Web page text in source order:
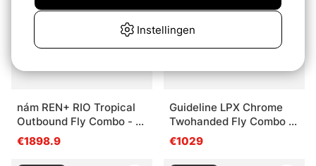
nám REN+ RIO Tropical
Outbound Fly Combo - 9'
#11
€1898.9
Guideline LPX Chrome
Twohanded Fly Combo -
12'6'' #7/8
€1029
Instellingen